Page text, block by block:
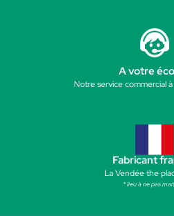
A votre
Notre service commercial
Fabricant
La Vendée the
* lieu à ne pas